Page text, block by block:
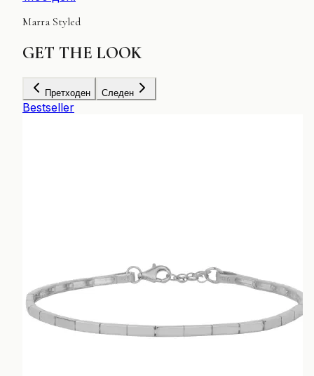
Marra Styled
GET THE LOOK
Претходен Следен
Bestseller